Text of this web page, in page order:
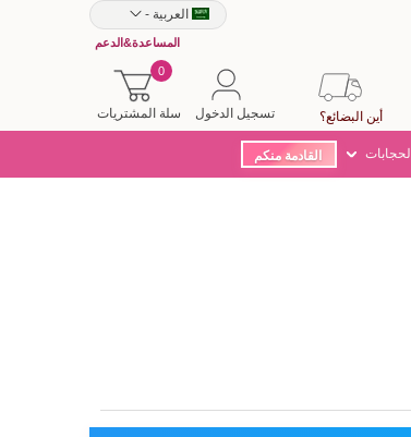
العربية -
المساعدة&الدعم
سلة المشتريات
0
تسجيل الدخول أين البضائع؟
الحجابات القادمة منكم